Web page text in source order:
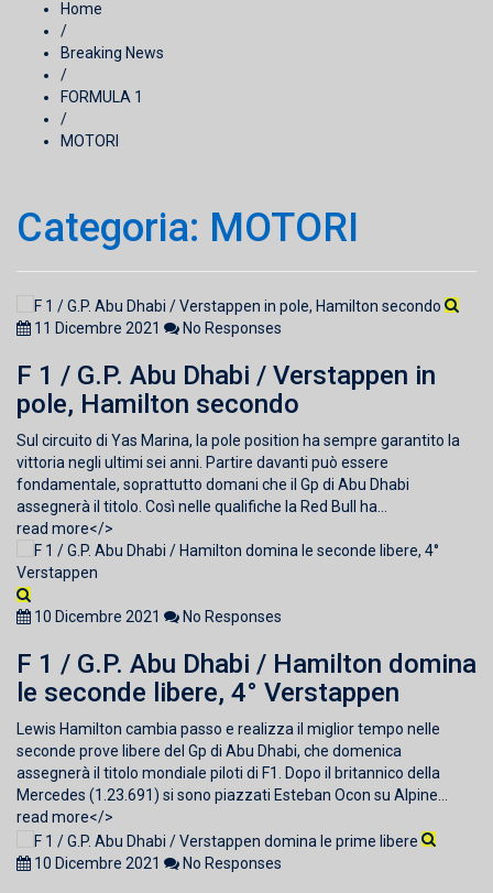
Home
/
Breaking News
/
FORMULA 1
/
MOTORI
Categoria: MOTORI
11 Dicembre 2021 No Responses
F 1 / G.P. Abu Dhabi / Verstappen in
pole, Hamilton secondo
Sul circuito di Yas Marina, la pole position ha sempre garantito la
vittoria negli ultimi sei anni. Partire davanti può essere
fondamentale, soprattutto domani che il Gp di Abu Dhabi
assegnerà il titolo. Così nelle qualifiche la Red Bull ha...
read more</>
10 Dicembre 2021 No Responses
F 1 / G.P. Abu Dhabi / Hamilton domina
le seconde libere, 4° Verstappen
Lewis Hamilton cambia passo e realizza il miglior tempo nelle
seconde prove libere del Gp di Abu Dhabi, che domenica
assegnerà il titolo mondiale piloti di F1. Dopo il britannico della
Mercedes (1.23.691) si sono piazzati Esteban Ocon su Alpine...
read more</>
10 Dicembre 2021 No Responses